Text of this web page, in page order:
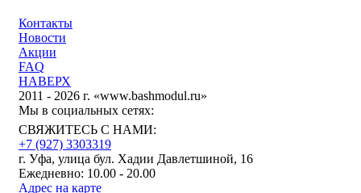
Контакты
Новости
Акции
FAQ
НАВЕРХ
2011 - 2026 г. «www.bashmodul.ru»
Мы в социальных сетях:
СВЯЖИТЕСЬ С НАМИ:
+7 (927) 3303319
г. Уфа, улица бул. Хадии Давлетшиной, 16
Ежедневно: 10.00 - 20.00
Адрес на карте